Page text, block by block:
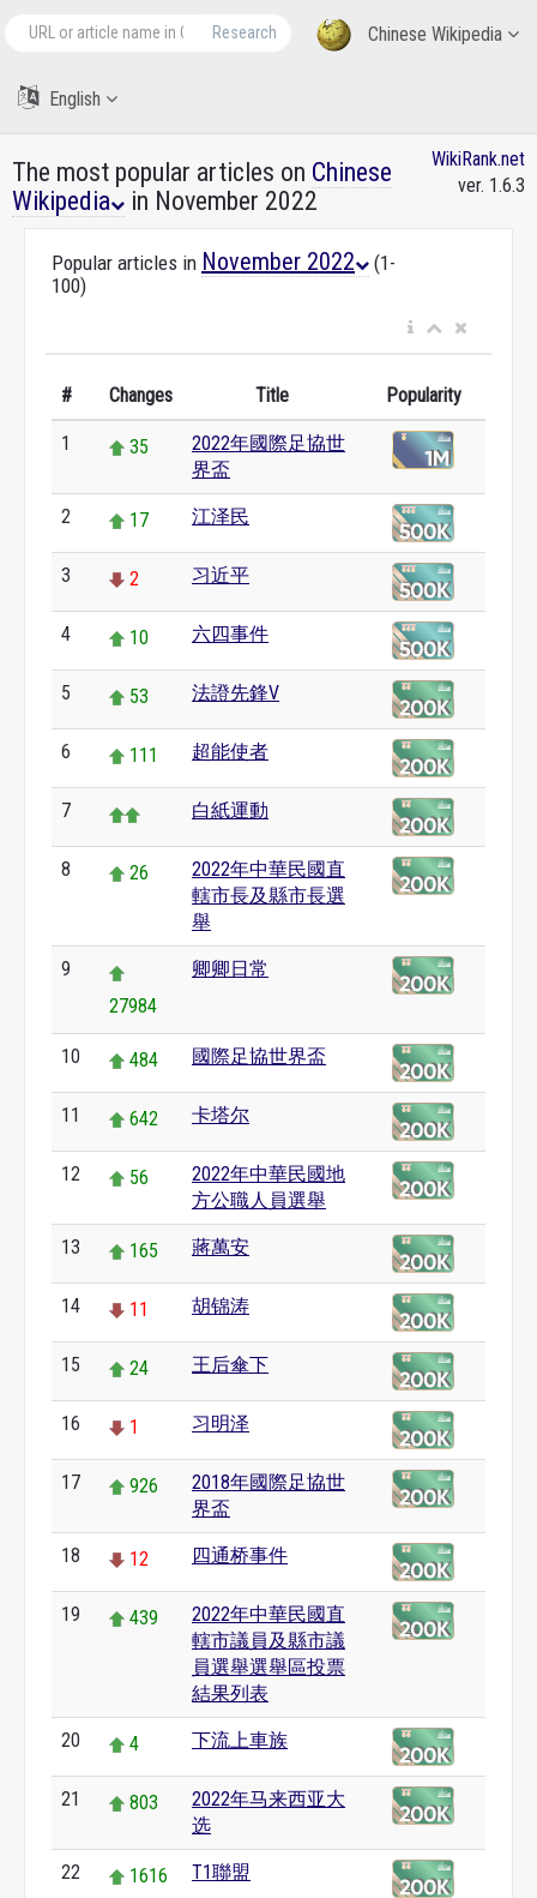
Chinese Wikipedia
Research
English
The most popular articles on Chinese
Wikipedia
in November 2022
WikiRank.net
ver. 1.6.3
Popular articles in November 2022
(1-
100)
# Changes Title Popularity
1 35
2022年國際足協世
界盃
2 17 江泽民
3 2 习近平
4 10 六四事件
5 53 法證先鋒V
6 111 超能使者
7 白紙運動
8 26
2022年中華民國直
轄市長及縣市長選
舉
9
27984
卿卿日常
10 484 國際足協世界盃
11 642 卡塔尔
12 56
2022年中華民國地
方公職人員選舉
13 165 蔣萬安
14 11 胡锦涛
15 24 王后傘下
16 1 习明泽
17 926
2018年國際足協世
界盃
18 12 四通桥事件
19 439
2022年中華民國直
轄市議員及縣市議
員選舉選舉區投票
結果列表
20 4 下流上車族
21 803
2022年马来西亚大
选
22 1616 T1聯盟